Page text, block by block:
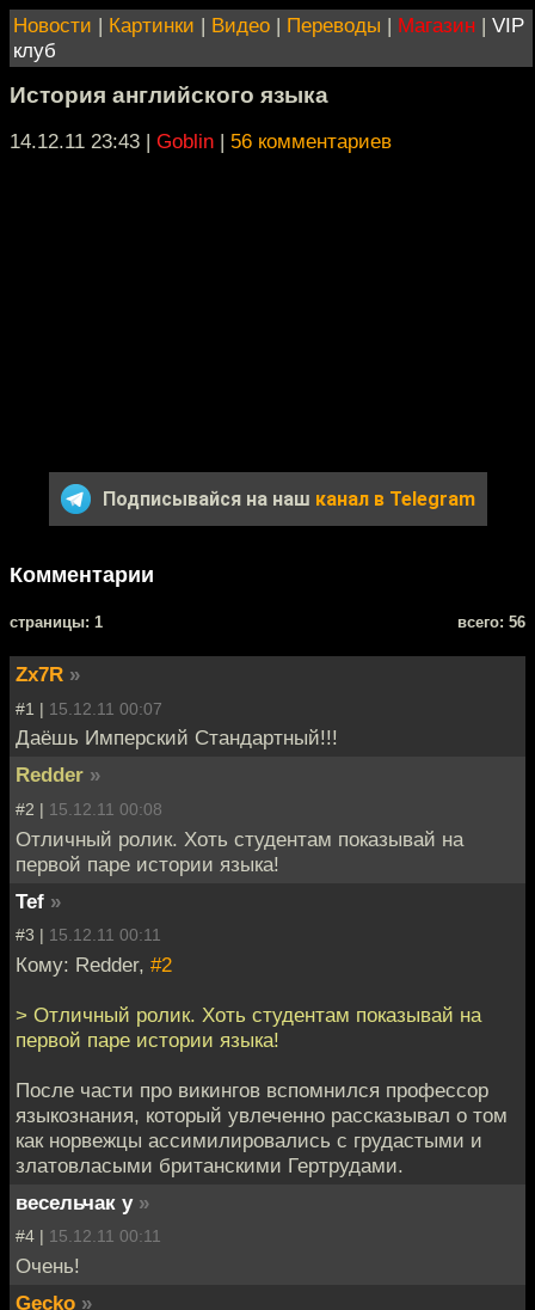
Новости | Картинки | Видео | Переводы | Магазин | VIP
клуб
История английского языка
14.12.11 23:43 | Goblin | 56 комментариев
Подписывайся на наш канал в Telegram
Комментарии
cтраницы: 1 всего: 56
Zx7R »
#1 | 15.12.11 00:07
Даёшь Имперский Стандартный!!!
Redder »
#2 | 15.12.11 00:08
Отличный ролик. Хоть студентам показывай на
первой паре истории языка!
Tef »
#3 | 15.12.11 00:11
Кому: Redder, #2
> Отличный ролик. Хоть студентам показывай на
первой паре истории языка!
После части про викингов вспомнился профессор
языкознания, который увлеченно рассказывал о том
как норвежцы ассимилировались с грудастыми и
златовласыми британскими Гертрудами.
весельчак у »
#4 | 15.12.11 00:11
Очень!
Gecko »